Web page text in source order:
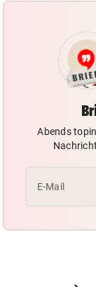
Abends
E-Mail